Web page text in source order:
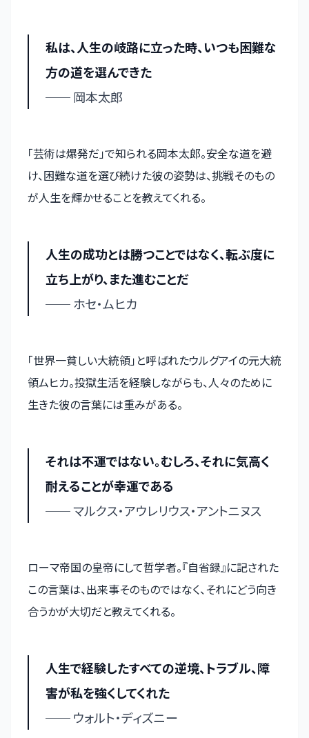
私は、人生の岐路に立った時、いつも困難な
方の道を選んできた
── 岡本太郎
「芸術は爆発だ」で知られる岡本太郎。安全な道を避
け、困難な道を選び続けた彼の姿勢は、挑戦そのもの
が人生を輝かせることを教えてくれる。
人生の成功とは勝つことではなく、転ぶ度に
立ち上がり、また進むことだ
── ホセ・ムヒカ
「世界一貧しい大統領」と呼ばれたウルグアイの元大統
領ムヒカ。投獄生活を経験しながらも、人々のために
生きた彼の言葉には重みがある。
それは不運ではない。むしろ、それに気高く
耐えることが幸運である
── マルクス・アウレリウス・アントニヌス
ローマ帝国の皇帝にして哲学者。『自省録』に記された
この言葉は、出来事そのものではなく、それにどう向き
合うかが大切だと教えてくれる。
人生で経験したすべての逆境、トラブル、障
害が私を強くしてくれた
── ウォルト・ディズニー